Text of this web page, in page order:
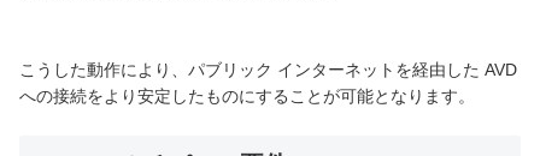
こうした動作により、パブリック インターネットを経由した AVD
への接続をより安定したものにすることが可能となります。